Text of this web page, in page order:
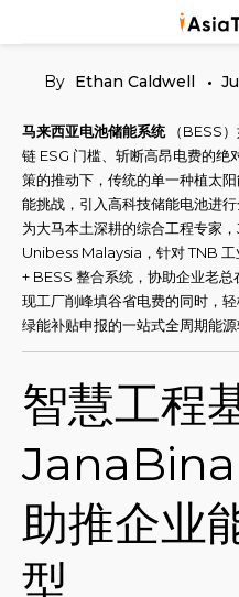
to
content
By Ethan Caldwell
马来西亚电池储能系统（BESS）
链 ESG 门槛、斩断高昂电费的绝
策的推动下，传统的单一种植太
能挑战，引入高科技储能电池进
为大马本土深耕的综合工程专家
Unibess Malaysia，针对 TNB
+ BESS 整合系统，协助企业老
现工厂削峰填谷省电费的同时，
绿能补贴申报的一站式全周期能源
智慧工程
助推企业
型